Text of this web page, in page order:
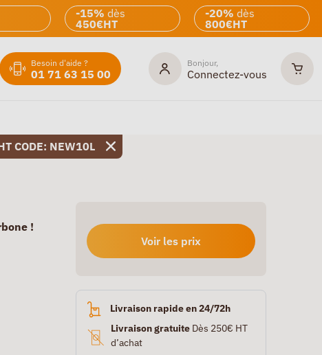
-15% dès
450€HT
-20% dès
800€HT
Besoin d'aide ?
01 71 63 15 00
Bonjour,
Connectez-vous
CODE: NEW10L
!
Voir les prix
Livraison rapide en 24/72h
Livraison gratuiteDès 250€ HT
d’achat